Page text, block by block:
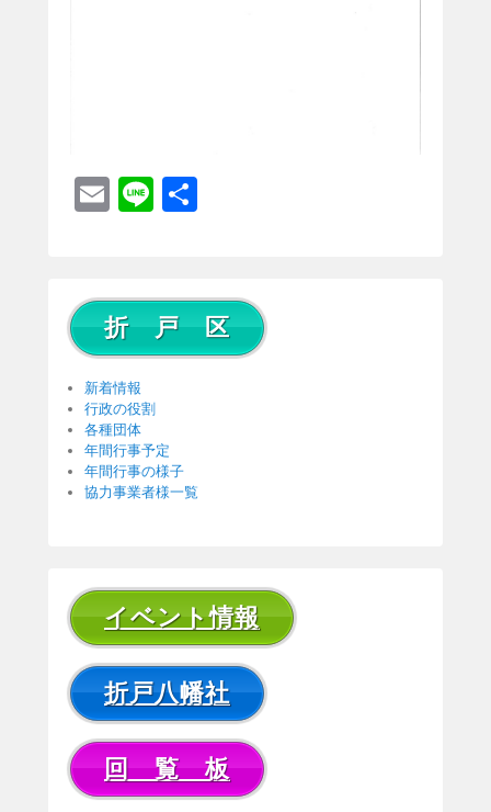
E
Li
折 戸 区
新着情報
行政の役割
各種団体
年間行事予定
年間行事の様子
協力事業者様一覧
イベント情報
折戸八幡社
回 覧 板